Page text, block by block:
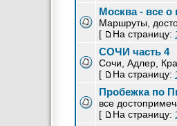
Москва - все о
Маршруты,
[
На страницу:
СОЧИ часть 4
Сочи, Адлер,
[
На страницу:
Пробежка по
все
[
На страницу: